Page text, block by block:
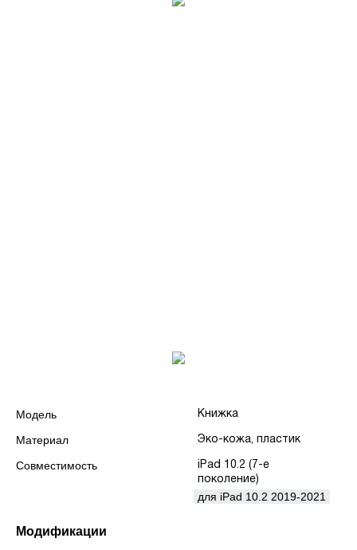
Модель Книжка
Материал Эко-кожа, пластик
Совместимость
iPad 10.2 (7-е
поколение)
для iPad 10.2 2019-2021
Модификации